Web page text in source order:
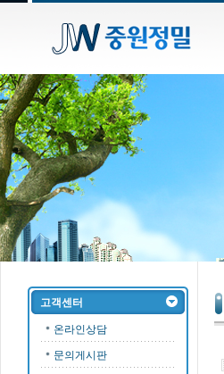
고객센터
온라인상담
문의게시판